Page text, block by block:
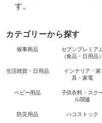
す。
カテゴリーから探す
催事商品
セブンプレミア
（食品・日用品）
生活雑貨・日用品
インテリア・家
具・家電
ベビー用品
子供衣料・スク
ル関連
防災用品 ハコストック